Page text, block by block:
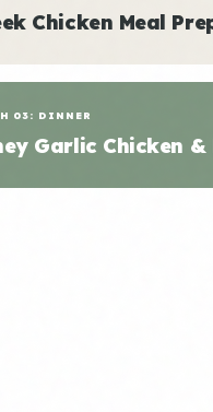
Chicken Meal
03: DINNER
Garlic Chicken &